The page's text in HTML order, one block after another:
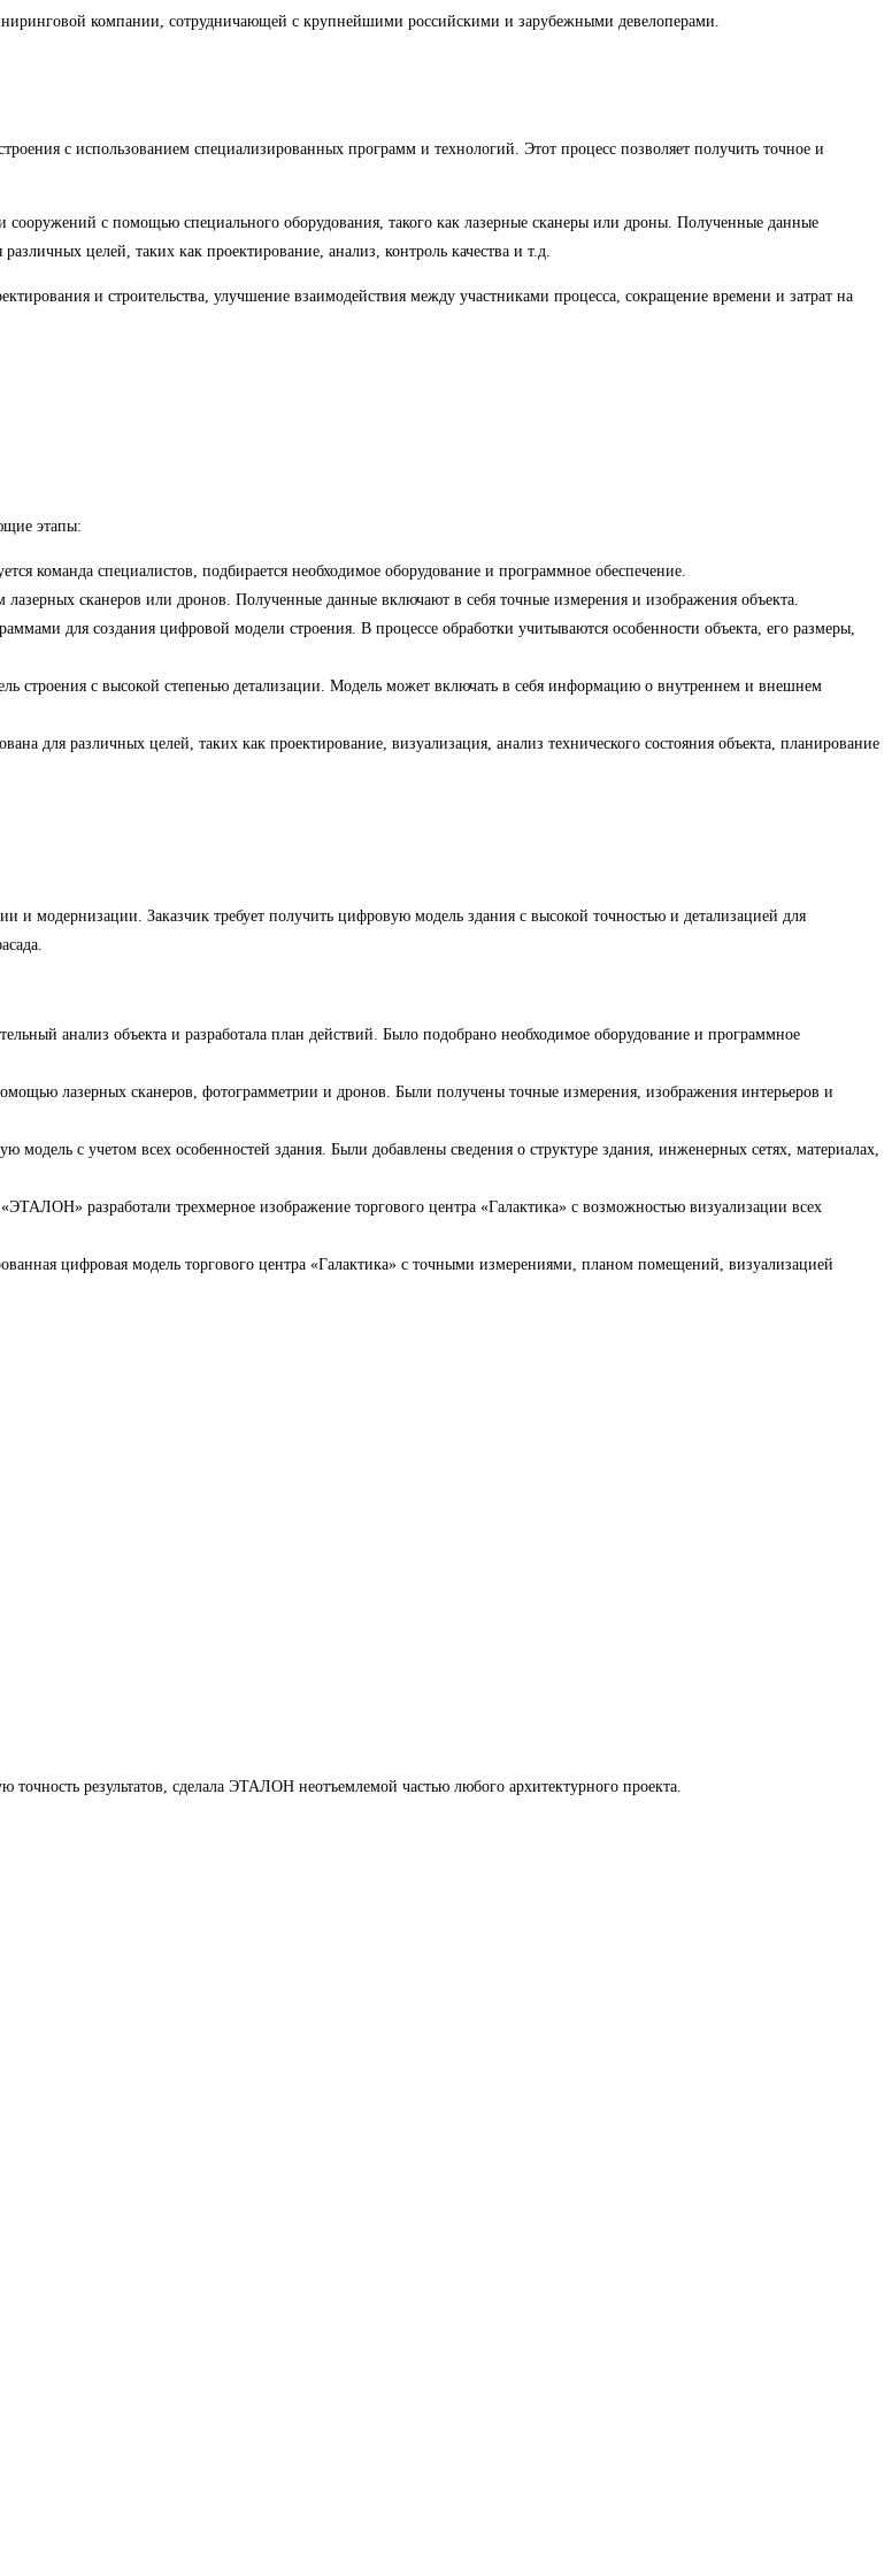
компании, сотрудничающей с крупнейшими российскими и зарубежными девелоперами.
с использованием специализированных программ и технологий. Этот процесс позволяет получить точное и
с помощью специального оборудования, такого как лазерные сканеры или дроны. Полученные данные
целей, таких как проектирование, анализ, контроль качества и т.д.
и строительства, улучшение взаимодействия между участниками процесса, сокращение времени и затрат на
этапы:
команда специалистов, подбирается необходимое оборудование и программное обеспечение.
сканеров или дронов. Полученные данные включают в себя точные измерения и изображения объекта.
для создания цифровой модели строения. В процессе обработки учитываются особенности объекта, его размеры,
строения с высокой степенью детализации. Модель может включать в себя информацию о внутреннем и внешнем
для различных целей, таких как проектирование, визуализация, анализ технического состояния объекта, планирование
и модернизации. Заказчик требует получить цифровую модель здания с высокой точностью и детализацией для
анализ объекта и разработала план действий. Было подобрано необходимое оборудование и программное
лазерных сканеров, фотограмметрии и дронов. Были получены точные измерения, изображения интерьеров и
с учетом всех особенностей здания. Были добавлены сведения о структуре здания, инженерных сетях, материалах,
разработали трехмерное изображение торгового центра «Галактика» с возможностью визуализации всех
цифровая модель торгового центра «Галактика» с точными измерениями, планом помещений, визуализацией
результатов, сделала ЭТАЛОН неотъемлемой частью любого архитектурного проекта.